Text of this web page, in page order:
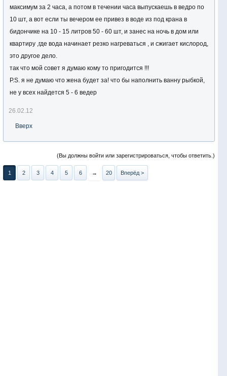
максимум за 2 часа, а потом в течении часа выпускаешь в ведро по
10 шт, а вот если ты вечером ее привез в воде из под крана в
бидончике на 10 - 15 литров 50 - 60 шт, и занес на ночь в дом или
квартиру ,где вода начинает резко нагреваться , и сжигает кислород,
это другое дело.
так что мой совет я думаю кому то пригодится !!!
P.S. я не думаю что жена будет за! что бы наполнить ванну рыбкой,
не у всех найдется 5 - 6 ведер
26.02.12
Вверх
(Вы должны войти или зарегистрироваться, чтобы ответить.)
1 2 3 4 5 6 → 20 Вперёд >